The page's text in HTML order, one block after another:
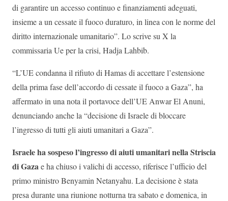
di garantire un accesso continuo e finanziamenti adeguati,
insieme a un cessate il fuoco duraturo, in linea con le norme del
diritto internazionale umanitario”. Lo scrive su X la
commissaria Ue per la crisi, Hadja Lahbib.
“L’UE condanna il rifiuto di Hamas di accettare l’estensione
della prima fase dell’accordo di cessate il fuoco a Gaza”, ha
affermato in una nota il portavoce dell’UE Anwar El Anuni,
denunciando anche la “decisione di Israele di bloccare
l’ingresso di tutti gli aiuti umanitari a Gaza”.
Israele ha sospeso l’ingresso di aiuti umanitari nella Striscia
di Gazae ha chiuso i valichi di accesso, riferisce l’ufficio del
primo ministro Benyamin Netanyahu. La decisione è stata
presa durante una riunione notturna tra sabato e domenica, in